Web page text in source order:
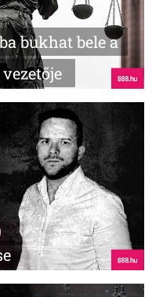
bukhat bele a